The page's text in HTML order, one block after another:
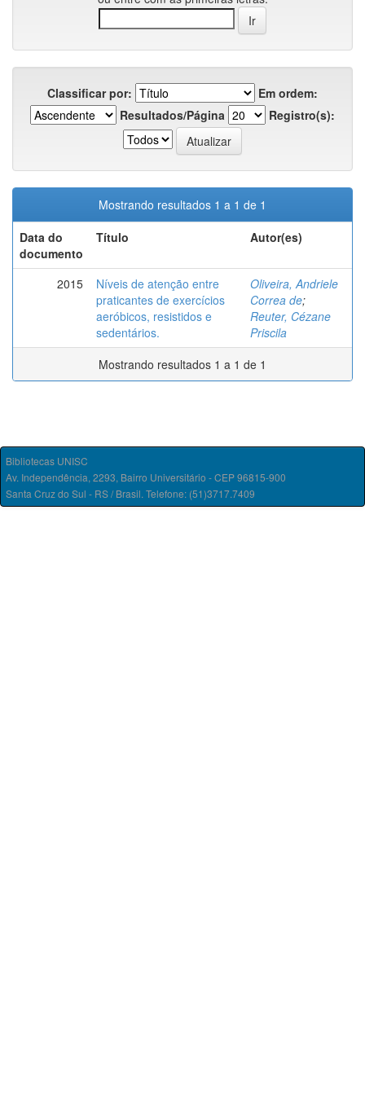
Classificar por:
Em ordem:
Resultados/Página
Registro(s):
Mostrando resultados 1 a 1 de 1
Data do
documento
Título Autor(es)
2015
Níveis de atenção entre
praticantes de exercícios
aeróbicos, resistidos e
sedentários.
Oliveira, Andriele
Correa de;
Reuter, Cézane
Priscila
Mostrando resultados 1 a 1 de 1
Bibliotecas UNISC
Av. Independência, 2293, Bairro Universitário - CEP 96815-900
Santa Cruz do Sul - RS / Brasil. Telefone: (51)3717.7409